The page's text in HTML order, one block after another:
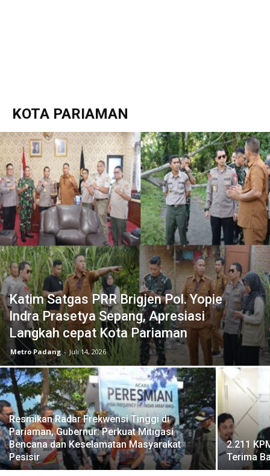
KOTA PARIAMAN
Katim Satgas PRR Brigjen Pol. Yopie
Indra Prasetya Sepang, Apresiasi
Langkah cepat Kota Pariaman
Metro Padang - Juli 14, 2026
Resmikan Radar Frekwensi Tinggi di
Pariaman, Gubernur: Perkuat Mitigasi
Bencana dan Keselamatan Masyarakat
Pesisir
2.211
Terima